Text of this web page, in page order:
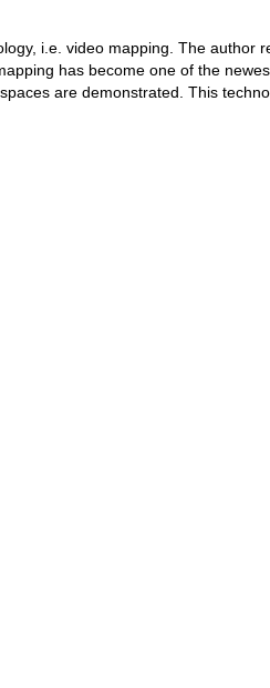
i.e. video mapping. The author
has become one of the
are demonstrated. This